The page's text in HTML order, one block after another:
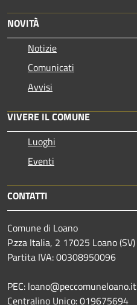
NOVITÀ
Notizie
Comunicati
Avvisi
VIVERE IL COMUNE
Luoghi
Eventi
CONTATTI
Comune di Loano
P.zza Italia, 2 17025 Loano (SV)
Partita IVA: 00308950096
PEC: loano@peccomuneloano.it
Centralino Unico: 019675694